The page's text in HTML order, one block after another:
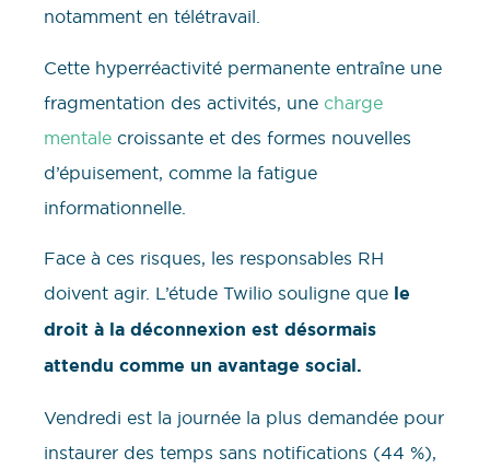
notamment en télétravail.
Cette hyperréactivité permanente entraîne une
fragmentation des activités, une charge
mentale croissante et des formes nouvelles
d’épuisement, comme la fatigue
informationnelle.
Face à ces risques, les responsables RH
doivent agir. L’étude Twilio souligne que le
droit à la déconnexion est désormais
attendu comme un avantage social.
Vendredi est la journée la plus demandée pour
instaurer des temps sans notifications (44 %),